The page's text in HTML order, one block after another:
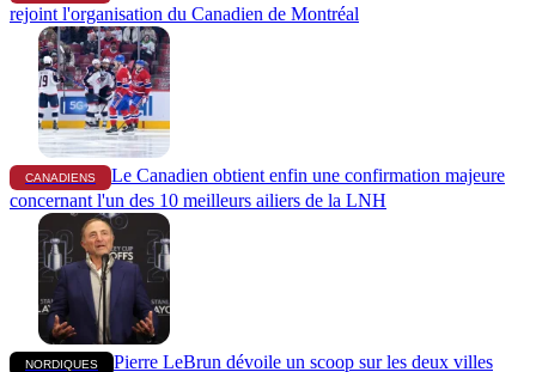
rejoint l'organisation du Canadien de Montréal
CANADIENS
Le Canadien obtient enfin une confirmation majeure
concernant l'un des 10 meilleurs ailiers de la LNH
NORDIQUES Pierre LeBrun dévoile un scoop sur les deux villes